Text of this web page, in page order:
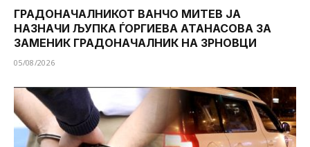
ГРАДОНАЧАЛНИКОТ ВАНЧО МИТЕВ ЈА
НАЗНАЧИ ЉУПКА ЃОРГИЕВА АТАНАСОВА ЗА
ЗАМЕНИК ГРАДОНАЧАЛНИК НА ЗРНОВЦИ
05/08/2026